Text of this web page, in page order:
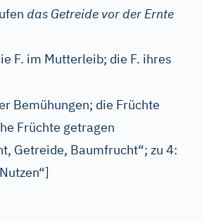
das Getreide vor der Ernte
F. im Mutterleib; die F. ihres
Bemühungen; die Früchte
Früchte getragen
Getreide, Baumfrucht“; zu 4: